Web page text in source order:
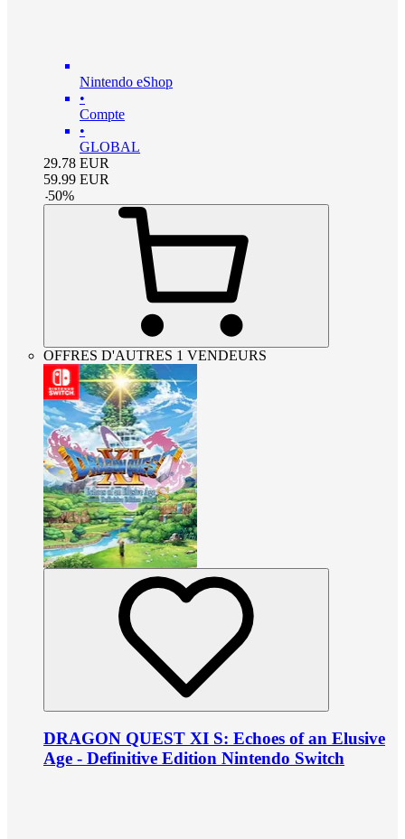
Nintendo eShop
•
Compte
•
GLOBAL
29.78 EUR
59.99 EUR
-50%
OFFRES D'AUTRES 1 VENDEURS
DRAGON QUEST XI S: Echoes of an Elusive
Age - Definitive Edition Nintendo Switch